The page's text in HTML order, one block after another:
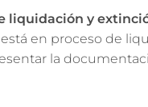
liquidación y
en proceso de
la